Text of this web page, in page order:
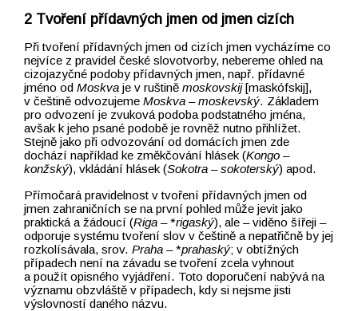
Tvoření přídavných jmen od jmen cizích
Při tvoření přídavných jmen od cizích jmen vycházíme co
nejvíce z pravidel české slovotvorby, nebereme ohled na
cizojazyčné podoby přídavných jmen, např. přídavné
jméno odMoskva je v ruštiněmoskovskij[maskófskij],
v češtině odvozujemeMoskva –⁠⁠⁠⁠⁠⁠⁠⁠⁠⁠⁠⁠⁠⁠⁠⁠⁠⁠⁠⁠⁠⁠⁠⁠⁠⁠⁠⁠⁠⁠⁠⁠⁠⁠⁠⁠⁠⁠⁠⁠⁠⁠⁠⁠⁠⁠⁠⁠⁠⁠⁠⁠⁠⁠⁠⁠⁠⁠⁠⁠⁠⁠ moskevský. Základem
pro odvození je zvuková podoba podstatného jména,
avšak k jeho psané podobě je rovněž nutno přihlížet.
Stejně jako při odvozování od domácích jmen zde
dochází například ke změkčování hlásek (Kongo –⁠⁠⁠⁠⁠⁠⁠⁠⁠⁠⁠⁠⁠⁠⁠⁠⁠⁠⁠⁠⁠⁠⁠⁠⁠⁠⁠⁠⁠⁠⁠⁠⁠⁠⁠⁠⁠⁠⁠⁠⁠⁠⁠⁠⁠⁠⁠⁠⁠⁠⁠⁠⁠⁠⁠⁠⁠⁠⁠⁠⁠⁠
konžský), vkládání hlásek (Sokotra –⁠⁠⁠⁠⁠⁠⁠⁠⁠⁠⁠⁠⁠⁠⁠⁠⁠⁠⁠⁠⁠⁠⁠⁠⁠⁠⁠⁠⁠⁠⁠⁠⁠⁠⁠⁠⁠⁠⁠⁠⁠⁠⁠⁠⁠⁠⁠⁠⁠⁠⁠⁠⁠⁠⁠⁠⁠⁠⁠⁠⁠⁠ sokoterský) apod.
Přímočará pravidelnost v tvoření přídavných jmen od
jmen zahraničních se na první pohled může jevit jako
praktická a žádoucí (Riga –⁠⁠⁠⁠⁠⁠⁠⁠⁠⁠⁠⁠⁠⁠⁠⁠⁠⁠⁠⁠⁠⁠⁠⁠⁠⁠⁠⁠⁠⁠⁠⁠⁠⁠⁠⁠⁠⁠⁠⁠⁠⁠⁠⁠⁠⁠⁠⁠⁠⁠⁠⁠⁠⁠⁠⁠⁠⁠⁠⁠⁠⁠*rigaský), ale –⁠⁠⁠⁠⁠⁠⁠⁠⁠⁠⁠⁠⁠⁠⁠⁠⁠⁠⁠⁠⁠⁠⁠⁠⁠⁠⁠⁠⁠⁠⁠⁠⁠⁠⁠⁠⁠⁠⁠⁠⁠⁠⁠⁠⁠⁠⁠⁠⁠⁠⁠⁠⁠⁠⁠⁠⁠⁠⁠⁠⁠⁠ viděno šířeji –⁠⁠⁠⁠⁠⁠⁠⁠⁠⁠⁠⁠⁠⁠⁠⁠⁠⁠⁠⁠⁠⁠⁠⁠⁠⁠⁠⁠⁠⁠⁠⁠⁠⁠⁠⁠⁠⁠⁠⁠⁠⁠⁠⁠⁠⁠⁠⁠⁠⁠⁠⁠⁠⁠⁠⁠⁠⁠⁠⁠⁠⁠
odporuje systému tvoření slov v češtině a nepatřičně by jej
rozkolísávala, srov.Praha –⁠⁠⁠⁠⁠⁠⁠⁠⁠⁠⁠⁠⁠⁠⁠⁠⁠⁠⁠⁠⁠⁠⁠⁠⁠⁠⁠⁠⁠⁠⁠⁠⁠⁠⁠⁠⁠⁠⁠⁠⁠⁠⁠⁠⁠⁠⁠⁠⁠⁠⁠⁠⁠⁠⁠⁠⁠⁠⁠⁠⁠⁠*prahaský; v obtížných
případech není na závadu se tvoření zcela vyhnout
a použít opisného vyjádření. Toto doporučení nabývá na
významu obzvláště v případech, kdy si nejsme jisti
výslovností daného názvu.